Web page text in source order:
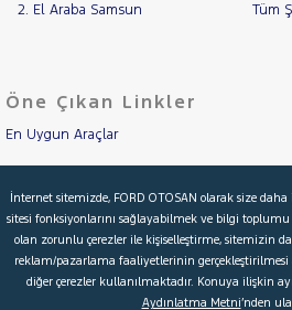
KIA
MERCEDES-
BENZ
MOTORSIKLET
NISSAN
OPEL
2. El Araba Samsun Tüm
Öne Çıkan Linkler
En Uygun Araçlar
İkinci El Garanti
Kampanyalar
İnternet sitemizde, FORD OTOSAN olarak size
sitesi fonksiyonlarını sağlayabilmek ve bilgi
olan zorunlu çerezler ile kişiselleştirme, sitemizin
reklam/pazarlama faaliyetlerinin gerçekleştirilmesi
diğer çerezler kullanılmaktadır. Konuya ilişkin
Aydınlatma Metni’nden